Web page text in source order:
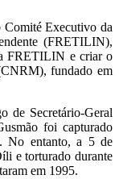
Comité Executivo da
(FRETILIN),
FRETILIN e criar o
fundado em
de Secretário-Geral
foi capturado
No entanto, a 5 de
e torturado durante
em 1995.